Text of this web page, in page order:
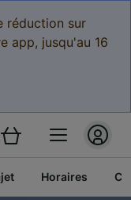
réduction sur
app, jusqu'au 16
Horaires